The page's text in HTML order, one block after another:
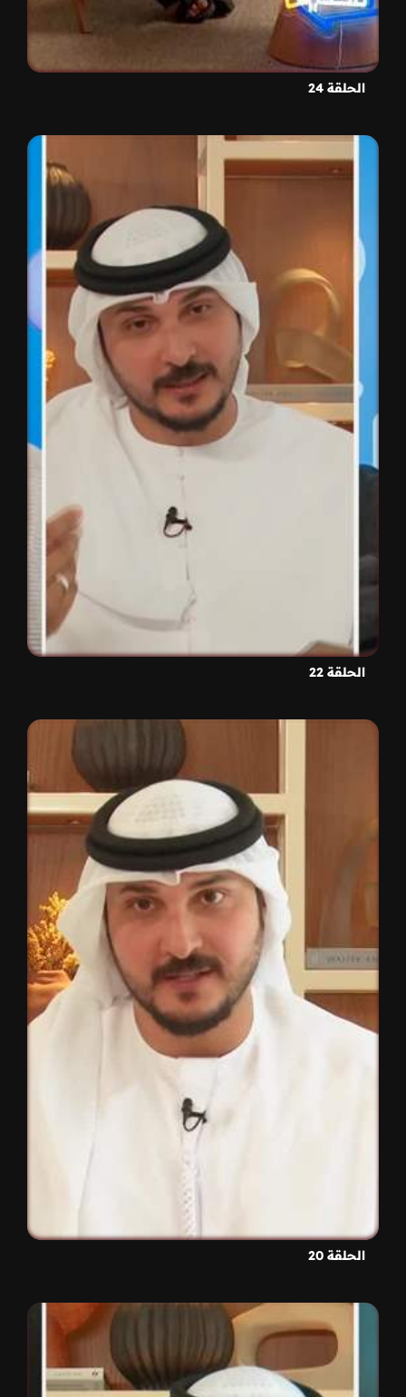
الحلقة 24
الحلقة 22
الحلقة 20